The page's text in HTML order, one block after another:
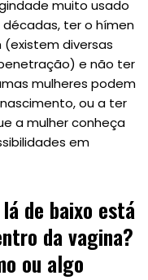
muito usado
ter o hímen
diversas
e não ter
mulheres podem
ou a ter
a mulher conheça
em
de baixo está
da vagina?
ou algo